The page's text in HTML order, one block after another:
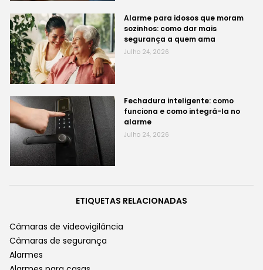
Alarme para idosos que moram
sozinhos: como dar mais
segurança a quem ama
Julho 24, 2026
Fechadura inteligente: como
funciona e como integrá-la no
alarme
Julho 24, 2026
ETIQUETAS RELACIONADAS
Câmaras de videovigilância
Câmaras de segurança
Alarmes